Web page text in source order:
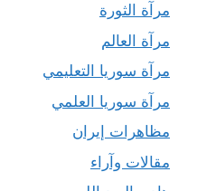
مرآة الثورة
مرآة العالم
مرآة سوريا التعليمي
مرآة سوريا العلمي
مظاهرات إيران
مقالات وآراء